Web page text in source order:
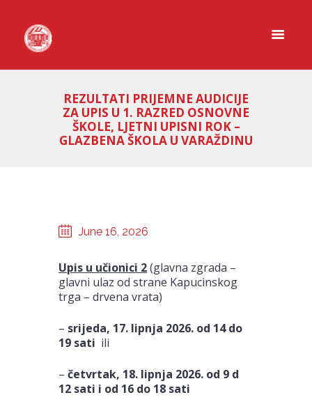
REZULTATI PRIJEMNE AUDICIJE
ZA UPIS U 1. RAZRED OSNOVNE
ŠKOLE, LJETNI UPISNI ROK –
GLAZBENA ŠKOLA U VARAŽDINU
June 16, 2026
Upis u učionici 2(glavna zgrada –
glavni ulaz od strane Kapucinskog
trga – drvena vrata)
– srijeda, 17. lipnja 2026. od 14 do
19 sati ili
– četvrtak, 18. lipnja 2026. od 9 d
12 sati i od 16 do 18 sati